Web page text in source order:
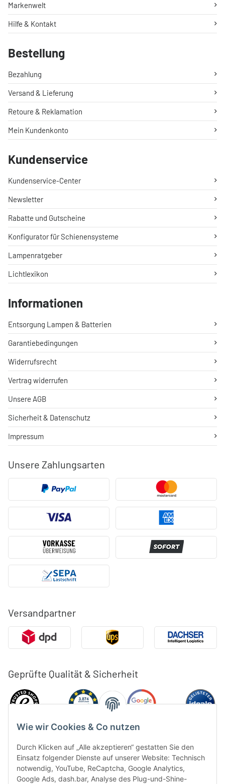
Wie wir Cookies & Co nutzen
Durch Klicken auf „Alle akzeptieren“ gestatten Sie den
Einsatz folgender Dienste auf unserer Website: Technisch
notwendig, YouTube, ReCaptcha, Google Analytics,
Google Ads, dash.bar, Analyse des Plug-und-Shine-
Unsere Zahlungsarten
Versandpartner
Geprüfte Qualität & Sicherheit
Markenwelt
Hilfe & Kontakt
Bestellung
Bezahlung
Versand & Lieferung
Retoure & Reklamation
Mein Kundenkonto
Kundenservice
Kundenservice-Center
Newsletter
Rabatte und Gutscheine
Konfigurator für Schienensysteme
Lampenratgeber
Lichtlexikon
Informationen
Entsorgung Lampen & Batterien
Garantiebedingungen
Widerrufsrecht
Vertrag widerrufen
Unsere AGB
Sicherheit & Datenschutz
Impressum